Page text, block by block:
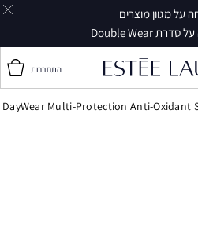
התחברות